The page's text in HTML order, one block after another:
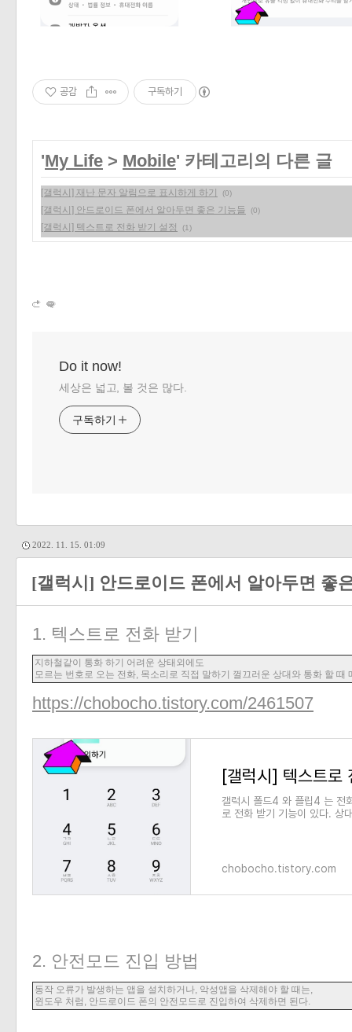
공감 구독하기
'My Life > Mobile' 카테고리의 다른 글
[갤럭시] 재난 문자 알림으로 표시하게 하기 (0)
[갤럭시] 안드로이드 폰에서 알아두면 좋은 기능들 (0)
[갤럭시] 텍스트로 전화 받기 설정 (1)
Do it now!
세상은 넓고, 볼 것은 많다.
구독하기
2022. 11. 15. 01:09
[갤럭시] 안드로이드 폰에서 알아두면 좋
1. 텍스트로 전화 받기
지하철같이 통화 하기 어려운 상태외에도
모르는 번호로 오는 전화, 목소리로 직접 말하기 껄끄러운 상대와 통화 할 때
https://chobocho.tistory.com/2461507
[갤럭시] 텍스트로
갤럭시 폴드4 와 플립4 는 전
로 전화 받기 기능이 있다. 상
chobocho.tistory.com
2. 안전모드 진입 방법
동작 오류가 발생하는 앱을 설치하거나, 악성앱을 삭제해야 할 때는,
윈도우 처럼, 안드로이드 폰의 안전모드로 진입하여 삭제하면 된다.